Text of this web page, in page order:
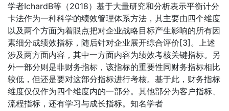
学者IchardB等（2018）基于大量研究和分析表示平衡计分
卡法作为一种科学的绩效管理体系方法，其主要由四个维度
以及两个方面为着眼点把对企业战略目标产生影响的所有因
素细分成绩效指标，随后针对企业展开综合评价[3]。上述
涉及两方面内容，其中一方面内容为绩效考核关键指标。另
外一部分则是非财务指标，该指标的重要性同财务指标相比
较低，但还是要对这部分指标进行考核。基于此，财务指标
维度仅仅作为四个维度内的一部分。其他部分为客户指标、
流程指标，还有学习与成长指标。知名学者